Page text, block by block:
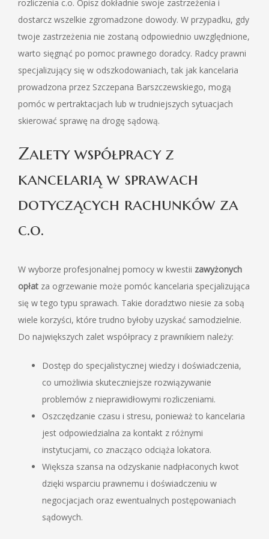
rozliczenia c.o. Opisz dokładnie swoje zastrzeżenia i
dostarcz wszelkie zgromadzone dowody. W przypadku, gdy
twoje zastrzeżenia nie zostaną odpowiednio uwzględnione,
warto sięgnąć po pomoc prawnego doradcy. Radcy prawni
specjalizujący się w odszkodowaniach, tak jak kancelaria
prowadzona przez Szczepana Barszczewskiego, mogą
pomóc w pertraktacjach lub w trudniejszych sytuacjach
skierować sprawę na drogę sądową.
Zalety współpracy z
kancelarią w sprawach
dotyczących rachunków za
c.o.
W wyborze profesjonalnej pomocy w kwestii zawyżonych
opłat za ogrzewanie może pomóc kancelaria specjalizująca
się w tego typu sprawach. Takie doradztwo niesie za sobą
wiele korzyści, które trudno byłoby uzyskać samodzielnie.
Do największych zalet współpracy z prawnikiem należy:
Dostęp do specjalistycznej wiedzy i doświadczenia,
co umożliwia skuteczniejsze rozwiązywanie
problemów z nieprawidłowymi rozliczeniami.
Oszczędzanie czasu i stresu, ponieważ to kancelaria
jest odpowiedzialna za kontakt z różnymi
instytucjami, co znacząco odciąża lokatora.
Większa szansa na odzyskanie nadpłaconych kwot
dzięki wsparciu prawnemu i doświadczeniu w
negocjacjach oraz ewentualnych postępowaniach
sądowych.